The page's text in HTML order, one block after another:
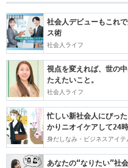
社会人デビューもこれ
ス術
社会人ライフ
視点を変えれば、世の
たえたいこと。
社会人ライフ
忙しい新社会人にぴっ
かりニオイケアして24時
身だしなみ・ビジネスアイテ
あなたの“なりたい”社